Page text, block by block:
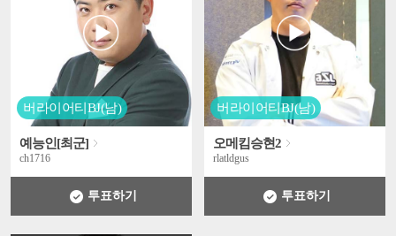
버라이어티BJ(남)
예능인[최군]
ch1716
투표하기
버라이어티BJ(남)
오메킴승현2
rlatldgus
투표하기